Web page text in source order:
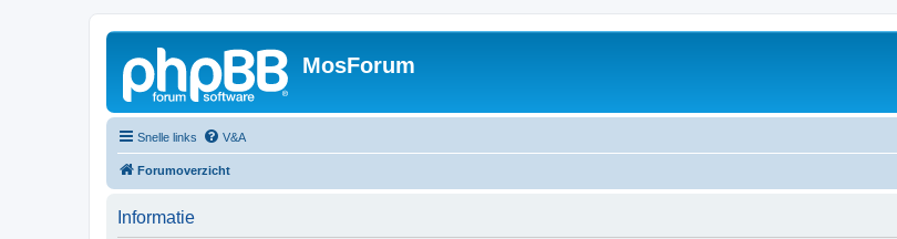
MosForum
Snelle links V&A
Forumoverzicht
Informatie